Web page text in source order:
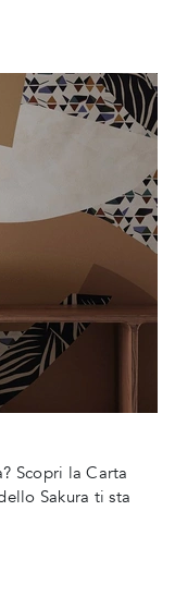
Scopri la Carta
Sakura ti sta